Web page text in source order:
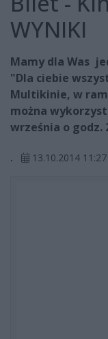
WYNIKI
Mamy dla Was
"Dla ciebie
Multikinie, w
można
września o godz.
. 13.10.2014 11:27